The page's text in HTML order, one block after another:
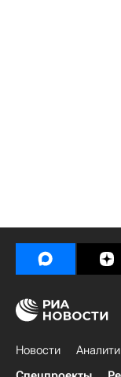
Новости